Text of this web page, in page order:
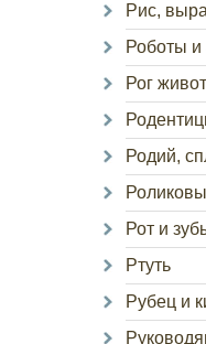
Рис,
Роботы
Рог
Родий,
Рот и
Ртуть
Рубец и